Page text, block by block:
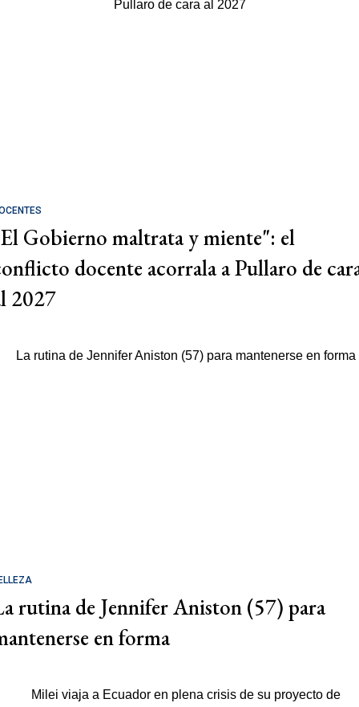
Gobierno maltrata y miente": el
docente acorrala a Pullaro de
2027
rutina de Jennifer Aniston (57) para
en forma